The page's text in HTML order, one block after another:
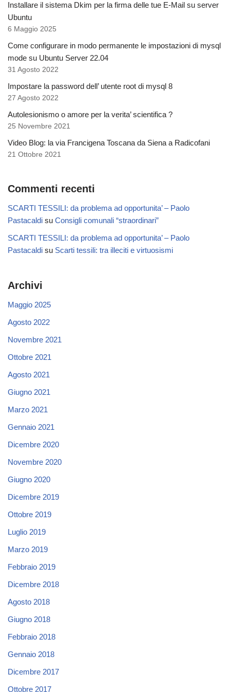
Installare il sistema Dkim per la firma delle tue E-Mail su server
Ubuntu
6 Maggio 2025
Come configurare in modo permanente le impostazioni di mysql
mode su Ubuntu Server 22.04
31 Agosto 2022
Impostare la password dell’ utente root di mysql 8
27 Agosto 2022
Autolesionismo o amore per la verita’ scientifica ?
25 Novembre 2021
Video Blog: la via Francigena Toscana da Siena a Radicofani
21 Ottobre 2021
Commenti recenti
SCARTI TESSILI: da problema ad opportunita’ – Paolo
Pastacaldi su Consigli comunali “straordinari”
SCARTI TESSILI: da problema ad opportunita’ – Paolo
Pastacaldi su Scarti tessili: tra illeciti e virtuosismi
Archivi
Maggio 2025
Agosto 2022
Novembre 2021
Ottobre 2021
Agosto 2021
Giugno 2021
Marzo 2021
Gennaio 2021
Dicembre 2020
Novembre 2020
Giugno 2020
Dicembre 2019
Ottobre 2019
Luglio 2019
Marzo 2019
Febbraio 2019
Dicembre 2018
Agosto 2018
Giugno 2018
Febbraio 2018
Gennaio 2018
Dicembre 2017
Ottobre 2017